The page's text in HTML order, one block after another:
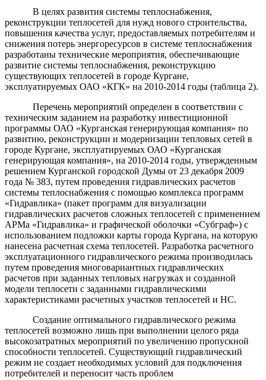
В целях развития системы теплоснабжения,
реконструкции теплосетей для нужд нового строительства,
повышения качества услуг, предоставляемых потребителям и
снижения потерь энергоресурсов в системе теплоснабжения
разработаны технические мероприятия, обеспечивающие
развитие системы теплоснабжения, реконструкцию
существующих теплосетей в городе Кургане,
эксплуатируемых ОАО «КГК» на 2010-2014 годы (таблица 2).
Перечень мероприятий определен в соответствии с
техническим заданием на разработку инвестиционной
программы ОАО «Курганская генерирующая компания» по
развитию, реконструкции и модернизации тепловых сетей в
городе Кургане, эксплуатируемых ОАО «Курганская
генерирующая компания», на 2010-2014 годы, утвержденным
решением Курганской городской Думы от 23 декабря 2009
года № 383, путем проведения гидравлических расчетов
системы теплоснабжения с помощью комплекса программ
«Гидравлика» (пакет программ для визуализации
гидравлических расчетов сложных теплосетей с применением
АРМа «Гидравлика» и графической оболочки «Субграф») с
использованием подложки карты города Кургана, на которую
нанесена расчетная схема теплосетей. Разработка расчетного
эксплуатационного гидравлического режима производилась
путем проведения многовариантных гидравлических
расчетов при заданных тепловых нагрузках и созданной
модели теплосети с заданными гидравлическими
характеристиками расчетных участков теплосетей и НС.
Создание оптимального гидравлического режима
теплосетей возможно лишь при выполнении целого ряда
высокозатратных мероприятий по увеличению пропускной
способности теплосетей. Существующий гидравлический
режим не создает необходимых условий для подключения
потребителей и переносит часть проблем